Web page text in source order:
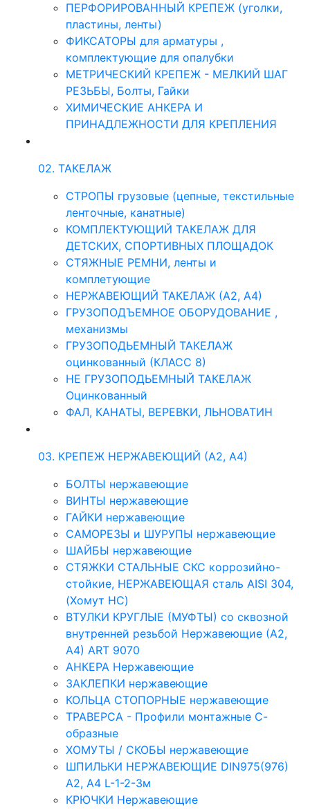
ПЕРФОРИРОВАННЫЙ КРЕПЕЖ (уголки,
пластины, ленты)
ФИКСАТОРЫ для арматуры ,
комплектующие для опалубки
МЕТРИЧЕСКИЙ КРЕПЕЖ - МЕЛКИЙ ШАГ
РЕЗЬБЫ, Болты, Гайки
ХИМИЧЕСКИЕ АНКЕРА И
ПРИНАДЛЕЖНОСТИ ДЛЯ КРЕПЛЕНИЯ
02. ТАКЕЛАЖ
СТРОПЫ грузовые (цепные, текстильные
ленточные, канатные)
КОМПЛЕКТУЮЩИЙ ТАКЕЛАЖ ДЛЯ
ДЕТСКИХ, СПОРТИВНЫХ ПЛОЩАДОК
СТЯЖНЫЕ РЕМНИ, ленты и
комплетующие
НЕРЖАВЕЮЩИЙ ТАКЕЛАЖ (А2, А4)
ГРУЗОПОДЪЕМНОЕ ОБОРУДОВАНИЕ ,
механизмы
ГРУЗОПОДЬЕМНЫЙ ТАКЕЛАЖ
оцинкованный (КЛАСС 8)
НЕ ГРУЗОПОДЬЕМНЫЙ ТАКЕЛАЖ
Оцинкованный
ФАЛ, КАНАТЫ, ВЕРЕВКИ, ЛЬНОВАТИН
03. КРЕПЕЖ НЕРЖАВЕЮЩИЙ (А2, А4)
БОЛТЫ нержавеющие
ВИНТЫ нержавеющие
ГАЙКИ нержавеющие
САМОРЕЗЫ и ШУРУПЫ нержавеющие
ШАЙБЫ нержавеющие
СТЯЖКИ СТАЛЬНЫЕ СКС коррозийно-
стойкие, НЕРЖАВЕЮЩАЯ сталь AISI 304,
(Хомут НС)
ВТУЛКИ КРУГЛЫЕ (МУФТЫ) со сквозной
внутренней резьбой Нержавеющие (А2,
А4) ART 9070
АНКЕРА Нержавеющие
ЗАКЛЕПКИ нержавеющие
КОЛЬЦА СТОПОРНЫЕ нержавеющие
ТРАВЕРСА - Профили монтажные С-
образные
ХОМУТЫ / СКОБЫ нержавеющие
ШПИЛЬКИ НЕРЖАВЕЮЩИЕ DIN975(976)
A2, А4 L-1-2-3м
КРЮЧКИ Нержавеющие